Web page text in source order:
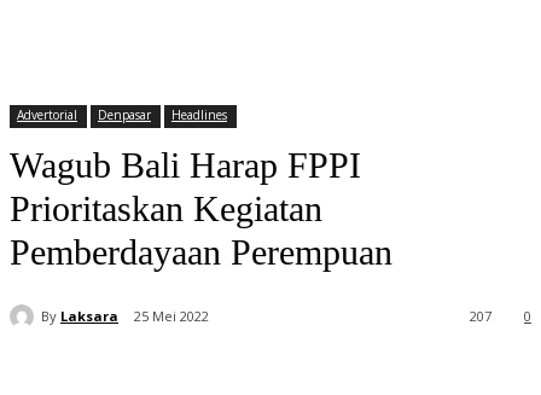
Advertorial Denpasar Headlines
Wagub Bali Harap FPPI
Prioritaskan Kegiatan
Pemberdayaan Perempuan
By Laksara 25 Mei 2022 0
207